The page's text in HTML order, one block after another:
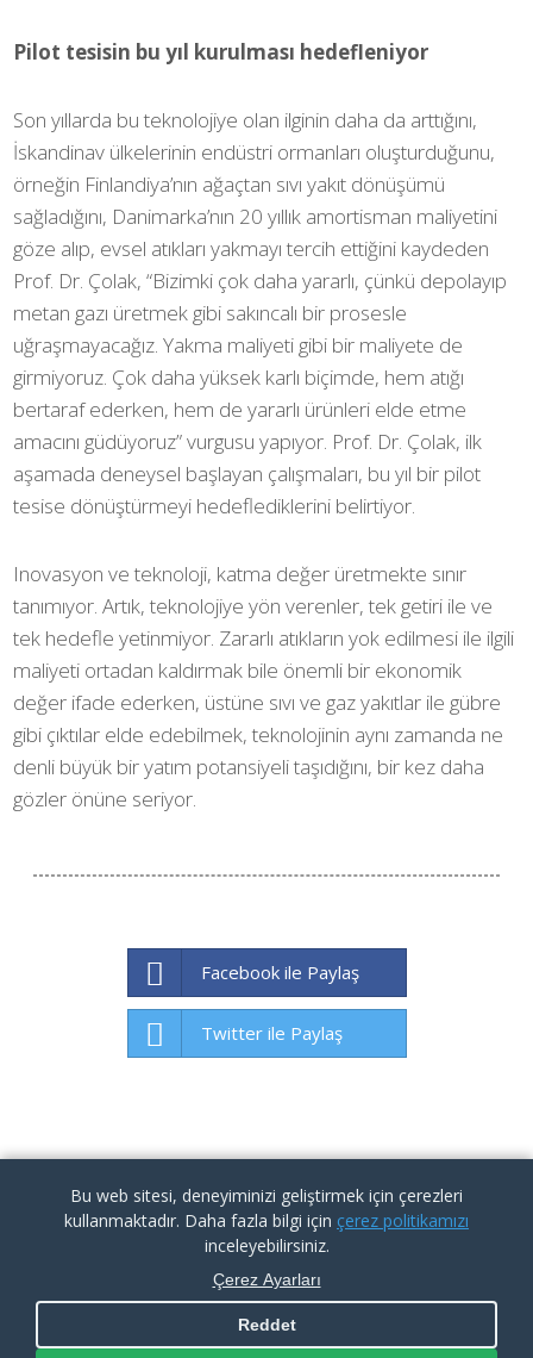
Pilot tesisin bu yıl kurulması hedefleniyor
Son yıllarda bu teknolojiye olan ilginin daha da arttığını,
İskandinav ülkelerinin endüstri ormanları oluşturduğunu,
örneğin Finlandiya’nın ağaçtan sıvı yakıt dönüşümü
sağladığını, Danimarka’nın 20 yıllık amortisman maliyetini
göze alıp, evsel atıkları yakmayı tercih ettiğini kaydeden
Prof. Dr. Çolak, “Bizimki çok daha yararlı, çünkü depolayıp
metan gazı üretmek gibi sakıncalı bir prosesle
uğraşmayacağız. Yakma maliyeti gibi bir maliyete de
girmiyoruz. Çok daha yüksek karlı biçimde, hem atığı
bertaraf ederken, hem de yararlı ürünleri elde etme
amacını güdüyoruz” vurgusu yapıyor. Prof. Dr. Çolak, ilk
aşamada deneysel başlayan çalışmaları, bu yıl bir pilot
tesise dönüştürmeyi hedeflediklerini belirtiyor.
Inovasyon ve teknoloji, katma değer üretmekte sınır
tanımıyor. Artık, teknolojiye yön verenler, tek getiri ile ve
tek hedefle yetinmiyor. Zararlı atıkların yok edilmesi ile ilgili
maliyeti ortadan kaldırmak bile önemli bir ekonomik
değer ifade ederken, üstüne sıvı ve gaz yakıtlar ile gübre
gibi çıktılar elde edebilmek, teknolojinin aynı zamanda ne
denli büyük bir yatım potansiyeli taşıdığını, bir kez daha
gözler önüne seriyor.
Facebook ile Paylaş
Twitter ile Paylaş
KVKK İlgili Kişi Başvuru Formu | Aydınlatma Metni |
Çerez
Bu web sitesi, deneyiminizi geliştirmek için çerezleri
kullanmaktadır. Daha fazla bilgi için çerez politikamızı
inceleyebilirsiniz.
Çerez Ayarları
Reddet